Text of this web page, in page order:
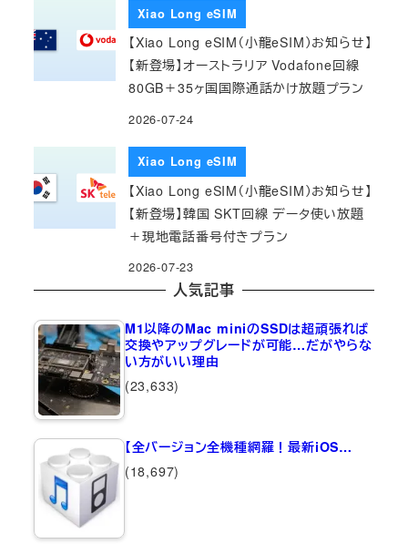
Xiao Long eSIM
【Xiao Long eSIM（小龍eSIM）お知らせ】
【新登場】オーストラリア Vodafone回線
80GB＋35ヶ国国際通話かけ放題プラン
2026-07-24
Xiao Long eSIM
【Xiao Long eSIM（小龍eSIM）お知らせ】
【新登場】韓国 SKT回線 データ使い放題
＋現地電話番号付きプラン
2026-07-23
人気記事
M1以降のMac miniのSSDは超頑張れば
交換やアップグレードが可能…だがやらな
い方がいい理由
(23,633)
【全バージョン全機種網羅！最新iOS…
(18,697)